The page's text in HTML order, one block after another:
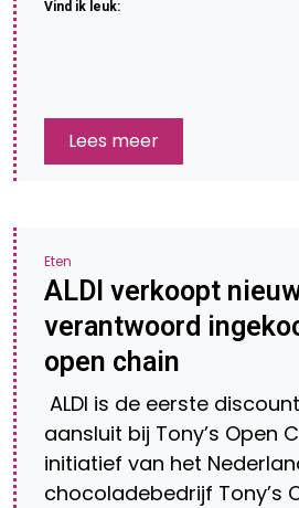
Vind ik leuk:
Lees meer
Eten
ALDI verkoopt
verantwoord
open chain
ALDI is de eerste
aansluit bij Tony’s Open
initiatief van het
chocoladebedrijf Tony’s